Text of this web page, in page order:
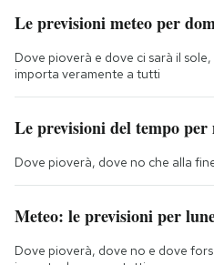
Le previsioni meteo per
Dove pioverà e dove ci sarà il
importa veramente a tutti
Le previsioni del tempo
Dove pioverà, dove no che alla
Meteo: le previsioni per
Dove pioverà, dove no e dove